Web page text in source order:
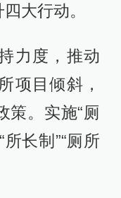
大行动。
力度，推动
项目倾斜，
策。实施“厕
长制”“厕所